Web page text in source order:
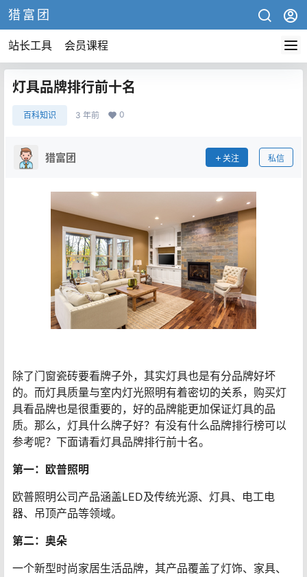
猎富团
站长工具 会员课程
灯具品牌排行前十名
百科知识 3 年前 0
猎富团 关注 私信
除了门窗瓷砖要看牌子外，其实灯具也是有分品牌好坏
的。而灯具质量与室内灯光照明有着密切的关系，购买灯
具看品牌也是很重要的，好的品牌能更加保证灯具的品
质。那么，灯具什么牌子好？有没有什么品牌排行榜可以
参考呢？下面请看灯具品牌排行前十名。
第一：欧普照明
欧普照明公司产品涵盖LED及传统光源、灯具、电工电
器、吊顶产品等领域。
第二：奥朵
一个新型时尚家居生活品牌，其产品覆盖了灯饰、家具、